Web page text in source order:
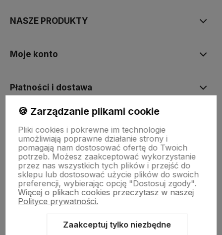
NASZE PRODUKTY
Moje konto
Płatności i dostawa
O nas
🍪 Zarządzanie plikami cookie
Pliki cookies i pokrewne im technologie
umożliwiają poprawne działanie strony i
pomagają nam dostosować ofertę do Twoich
potrzeb. Możesz zaakceptować wykorzystanie
przez nas wszystkich tych plików i przejść do
sklepu lub dostosować użycie plików do swoich
preferencji, wybierając opcję "Dostosuj zgody".
Więcej o plikach cookies przeczytasz w naszej
Polityce prywatności.
Zaakceptuj tylko niezbędne